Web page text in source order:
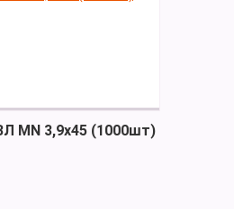
MN 3,9х45 (1000шт)